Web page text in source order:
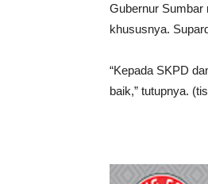
Gubernur
khususnya.
“Kepada SKPD
baik,” tutupnya.